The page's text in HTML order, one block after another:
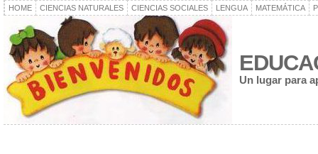
HOME CIENCIAS NATURALES CIENCIAS SOCIALES LENGUA MATEMÁTICA
Un lugar para